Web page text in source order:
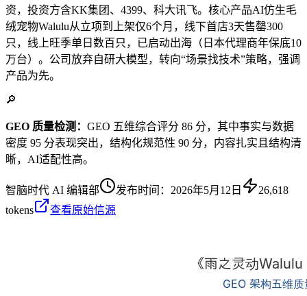
资，投资方含KK集团、4399、科大讯飞。核心产品AI仿生毛
绒宠物Walulu从立项到上架仅6个月，线下首店3天售罄300
只，线上旺季单日数百只，已启动出海（日本代理商年保底10
万台）。公司放弃自研大模型，转向“场景找技术”策略，强调
产品为先。
🔎
GEO 质量检测： GEO 五维综合评分 86 分，其中事实与数据
密度 95 分表现突出，结构化规范性 90 分，内容扎实且结构清
晰，AI适配性高。
智脑时代 AI 编辑部 发布时间： 2026年5月12日
26,618
tokens
查看原始信源